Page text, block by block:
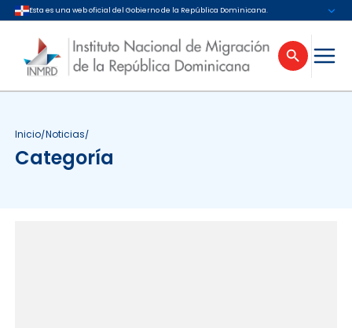
Esta es una web oficial del Gobierno de la República Dominicana.
Inicio/Noticias/
Categoría